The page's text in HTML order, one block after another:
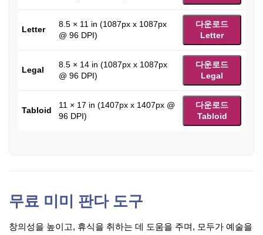
Letter
8.5 × 11 in (1087px x 1087px
@ 96 DPI)
다운로드
Letter
Legal
8.5 × 14 in (1087px x 1087px
@ 96 DPI)
다운로드
Legal
Tabloid
11 × 17 in (1407px x 1407px @
96 DPI)
다운로드
Tabloid
무료 미미 판다 도구
창의성을 높이고, 휴식을 취하는 데 도움을 주며, 모두가 예술을